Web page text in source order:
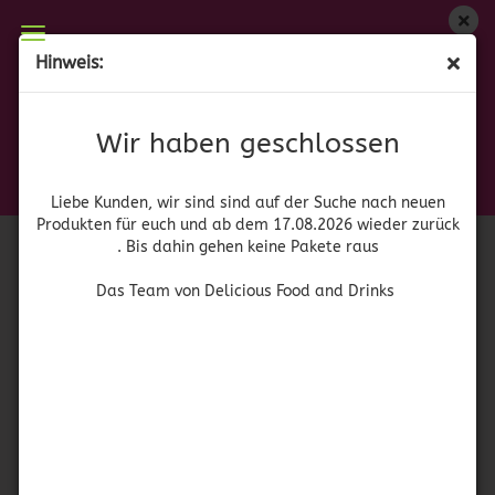
Hinweis:
Wir haben geschlossen
Liebe Kunden, wir sind sind auf der Suche nach neuen
Produkten für euch und ab dem 17.08.2026 wieder zurück
. Bis dahin gehen keine Pakete raus
Das Team von Delicious Food and Drinks
Wir haben geschlossen
zurück. Bis dahin gehen keine Pakete raus
Das Team von Delicious Food and Drinks